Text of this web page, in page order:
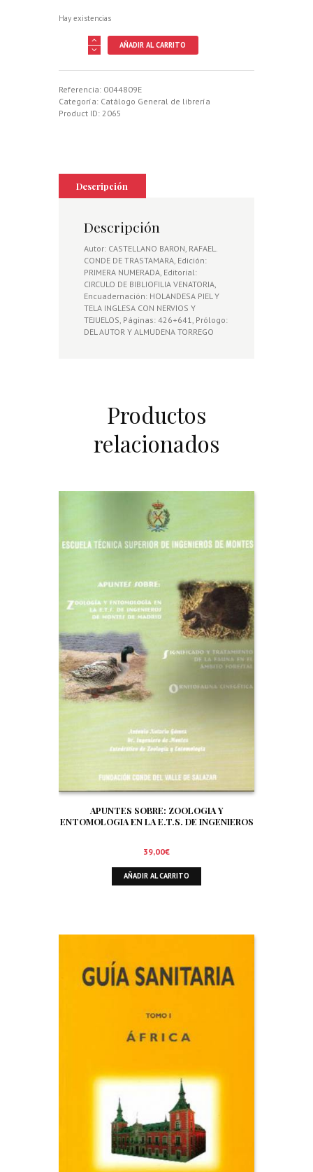
Hay existencias
BIBLIOGRAFIA
VENATORIA
OTROS
LIBROS
DE
AÑADIR AL CARRITO
Referencia: 0044809E
Categoría: Catálogo General de librería
Product ID: 2065
Descripción
Descripción
Autor: CASTELLANO BARON, RAFAEL.
CONDE DE TRASTAMARA, Edición:
PRIMERA NUMERADA, Editorial:
CIRCULO DE BIBLIOFILIA VENATORIA,
Encuadernación: HOLANDESA PIEL Y
TELA INGLESA CON NERVIOS Y
TEJUELOS, Páginas: 426+641, Prólogo:
DEL AUTOR Y ALMUDENA TORREGO
Productos
relacionados
APUNTES SOBRE: ZOOLOGIA Y
ENTOMOLOGIA EN LA E.T.S. DE INGENIEROS
FORESTAL. ORNITOFAUNA CINEGETICA
39,00€
AÑADIR AL CARRITO